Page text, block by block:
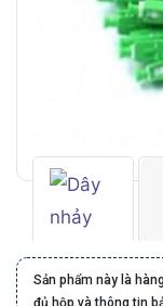
Sản phẩm này là
đủ hộp và thông tin